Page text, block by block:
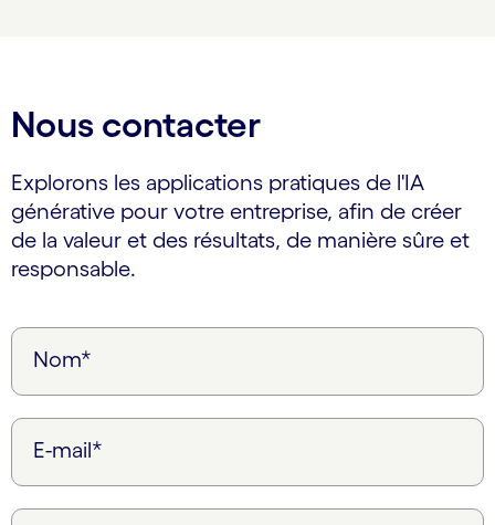
Nous contacter
Explorons les applications pratiques de l'IA
générative pour votre entreprise, afin de créer
de la valeur et des résultats, de manière sûre et
responsable.
Nom*
E-mail*